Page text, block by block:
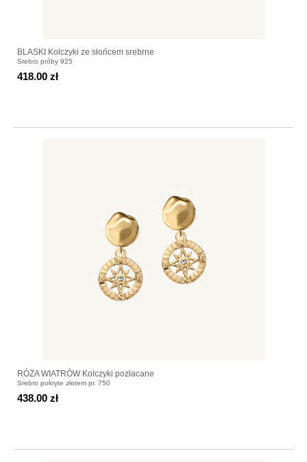
BLASKI Kolczyki ze słońcem srebrne
Srebro próby 925
418.00 zł
RÓŻA WIATRÓW Kolczyki pozłacane
Srebro pokryte złotem pr. 750
438.00 zł